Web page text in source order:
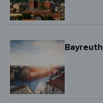
Bayreuth